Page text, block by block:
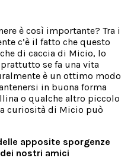
è così importante? Tra i
c’è il fatto che questo
di caccia di Micio, lo
se fa una vita
è un ottimo modo
in buona forma
o qualche altro piccolo
curiosità di Micio può
apposite sporgenze
nostri amici